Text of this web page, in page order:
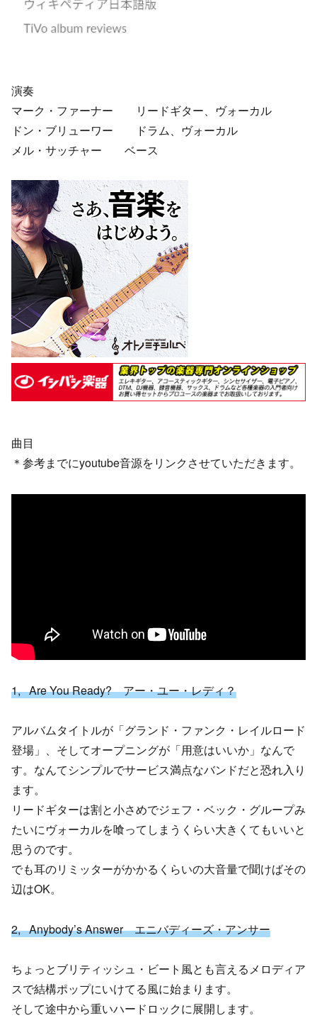
演奏
マーク・ファーナー リードギター、ヴォーカル
ドン・ブリューワー ドラム、ヴォーカル
メル・サッチャー ベース
曲目
＊参考までにyoutube音源をリンクさせていただきます。
1, Are You Ready? アー・ユー・レディ？
アルバムタイトルが「グランド・ファンク・レイルロード
登場」、そしてオープニングが「用意はいいか」なんで
す。なんてシンプルでサービス満点なバンドだと恐れ入り
ます。
リードギターは割と小さめでジェフ・ベック・グループみ
たいにヴォーカルを喰ってしまうくらい大きくてもいいと
思うのです。
でも耳のリミッターがかかるくらいの大音量で聞けばその
辺はOK。
2, Anybody’s Answer エニバディーズ・アンサー
ちょっとブリティッシュ・ビート風とも言えるメロディア
スで結構ポップにいけてる風に始まります。
そして途中から重いハードロックに展開します。